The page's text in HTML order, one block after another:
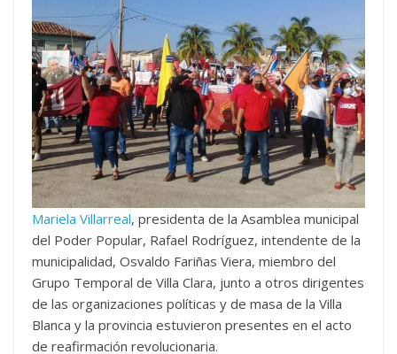
Mariela Villarreal, presidenta de la Asamblea municipal
del Poder Popular, Rafael Rodríguez, intendente de la
municipalidad, Osvaldo Fariñas Viera, miembro del
Grupo Temporal de Villa Clara, junto a otros dirigentes
de las organizaciones políticas y de masa de la Villa
Blanca y la provincia estuvieron presentes en el acto
de reafirmación revolucionaria.